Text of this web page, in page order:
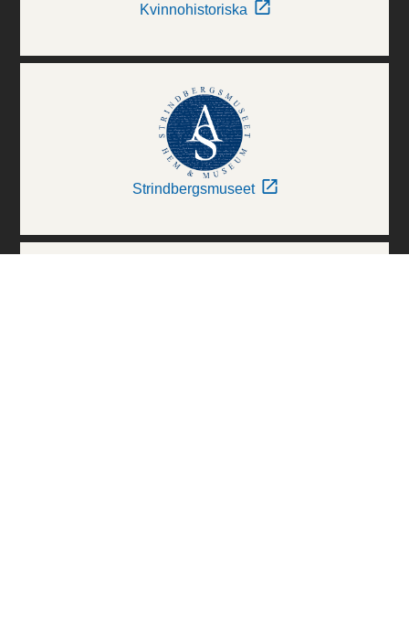
Kvinnohistoriska
Strindbergsmuseet